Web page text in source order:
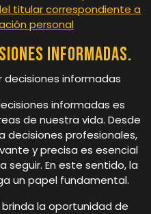
titular correspondiente a
personal
informadas.
decisiones informadas
informadas es
de nuestra vida. Desde
decisiones profesionales,
y precisa es esencial
seguir. En este sentido, la
un papel fundamental.
la oportunidad de